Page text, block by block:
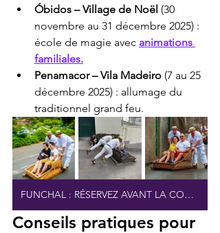
Óbidos – Village de Noël (30
novembre au 31 décembre 2025) :
école de magie avec animations
familiales.
Penamacor – Vila Madeiro (7 au 25
décembre 2025) : allumage du
traditionnel grand feu.
FUNCHAL : RÉSERVEZ AVANT LA COMPLETE DES VENTES
Conseils pratiques pour